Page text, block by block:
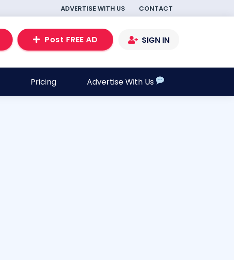
ADVERTISE WITH US CONTACT
Post FREE AD SIGN IN
Pricing Advertise With Us